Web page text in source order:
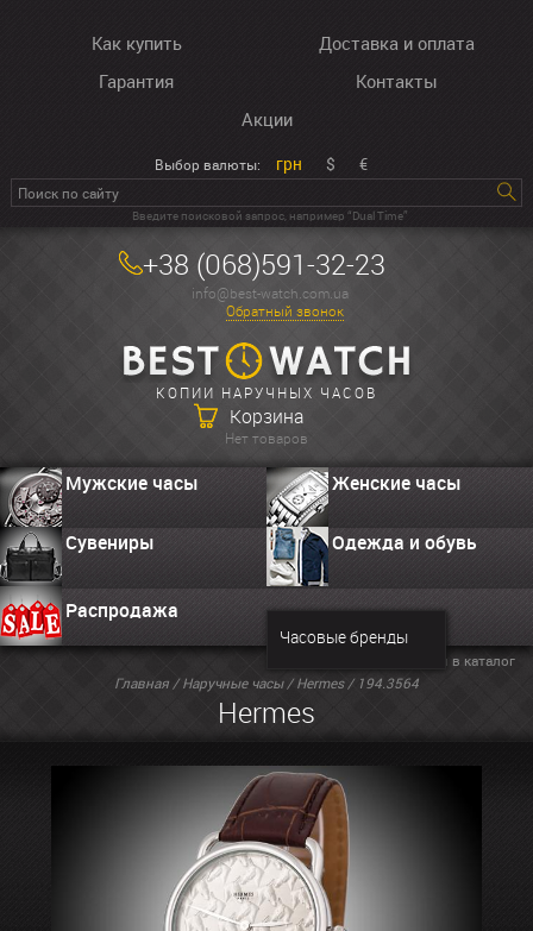
Как купить
Доставка и оплата
Гарантия
Контакты
Акции
Выбор валюты: грн $ €
Введите поисковой запрос, например “Dual Time”
+38 (068)591-32-23
info@best-watch.com.ua
Обратный звонок
КОПИИ НАРУЧНЫХ ЧАСОВ
Корзина
Нет товаров
Мужские часы Женские часы
Сувениры Одежда и обувь
Распродажа
Часовые бренды
Главная /Наручные часы/Hermes/ 194.3564
Hermes
Вернуться в каталог